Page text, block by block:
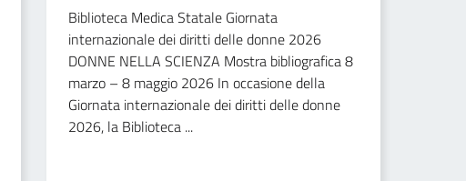
Biblioteca Medica Statale Giornata
internazionale dei diritti delle donne 2026
DONNE NELLA SCIENZA Mostra bibliografica 8
marzo – 8 maggio 2026 In occasione della
Giornata internazionale dei diritti delle donne
2026, la Biblioteca ...